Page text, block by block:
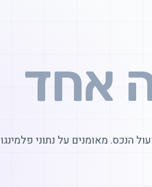
אחד
הנכס. מאומנים על נתוני פלמינגו